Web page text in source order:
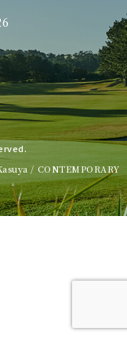
/ CONTEMPORARY